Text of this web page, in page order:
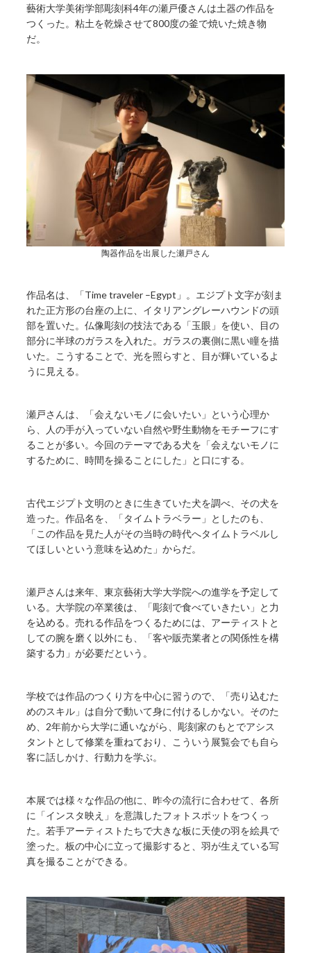
藝術大学美術学部彫刻科4年の瀬戸優さんは土器の作品を
つくった。粘土を乾燥させて800度の釜で焼いた焼き物
だ。
陶器作品を出展した瀬戸さん
作品名は、「Time traveler –Egypt」。エジプト文字が刻ま
れた正方形の台座の上に、イタリアングレーハウンドの頭
部を置いた。仏像彫刻の技法である「玉眼」を使い、目の
部分に半球のガラスを入れた。ガラスの裏側に黒い瞳を描
いた。こうすることで、光を照らすと、目が輝いているよ
うに見える。
瀬戸さんは、「会えないモノに会いたい」という心理か
ら、人の手が入っていない自然や野生動物をモチーフにす
ることが多い。今回のテーマである犬を「会えないモノに
するために、時間を操ることにした」と口にする。
古代エジプト文明のときに生きていた犬を調べ、その犬を
造った。作品名を、「タイムトラベラー」としたのも、
「この作品を見た人がその当時の時代へタイムトラベルし
てほしいという意味を込めた」からだ。
瀬戸さんは来年、東京藝術大学大学院への進学を予定して
いる。大学院の卒業後は、「彫刻で食べていきたい」と力
を込める。売れる作品をつくるためには、アーティストと
しての腕を磨く以外にも、「客や販売業者との関係性を構
築する力」が必要だという。
学校では作品のつくり方を中心に習うので、「売り込むた
めのスキル」は自分で動いて身に付けるしかない。そのた
め、2年前から大学に通いながら、彫刻家のもとでアシス
タントとして修業を重ねており、こういう展覧会でも自ら
客に話しかけ、行動力を学ぶ。
本展では様々な作品の他に、昨今の流行に合わせて、各所
に「インスタ映え」を意識したフォトスポットをつくっ
た。若手アーティストたちで大きな板に天使の羽を絵具で
塗った。板の中心に立って撮影すると、羽が生えている写
真を撮ることができる。